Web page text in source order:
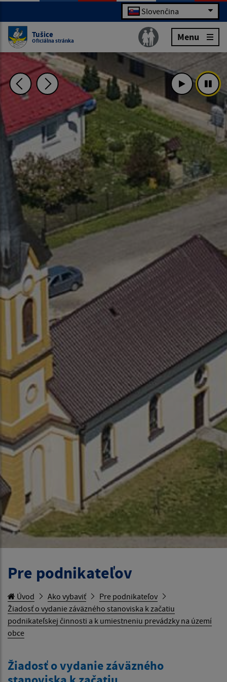
Slovenčina
Tušice
Oficiálna stránka Menu
Pre podnikateľov
Úvod Ako vybaviť
Pre podnikateľov
Žiadosť o vydanie záväzného stanoviska k začatiu
podnikateľskej činnosti a k umiestneniu prevádzky na území
obce
Žiadosť o vydanie záväzného